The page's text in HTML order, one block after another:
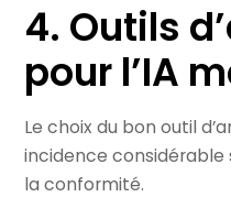
4. Outils
pour l’IA
Le choix du bon outil
incidence considérable
la conformité.